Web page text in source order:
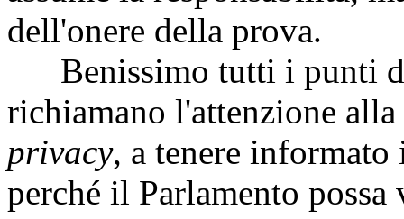
dell'onere della prova.
Benissimo tutti i punti
richiamano l'attenzione
privacy, a tenere
perché il Parlamento